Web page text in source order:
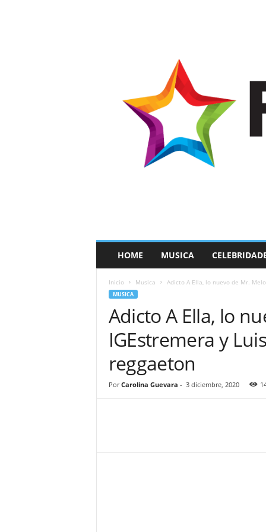
a
HOME MUSICA
Inicio Musica Adicto A Ella, lo nuevo de Mr.
MUSICA
Adicto A Ella, lo
IGEstremera y
reggaeton
Por Carolina Guevara - 3 diciembre, 2020